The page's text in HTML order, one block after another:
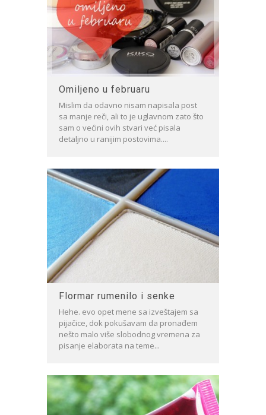
Omiljeno u februaru
Mislim da odavno nisam napisala post
sa manje reči, ali to je uglavnom zato što
sam o većini ovih stvari već pisala
detaljno u ranijim postovima....
Flormar rumenilo i senke
Hehe. evo opet mene sa izveštajem sa
pijačice, dok pokušavam da pronađem
nešto malo više slobodnog vremena za
pisanje elaborata na teme...